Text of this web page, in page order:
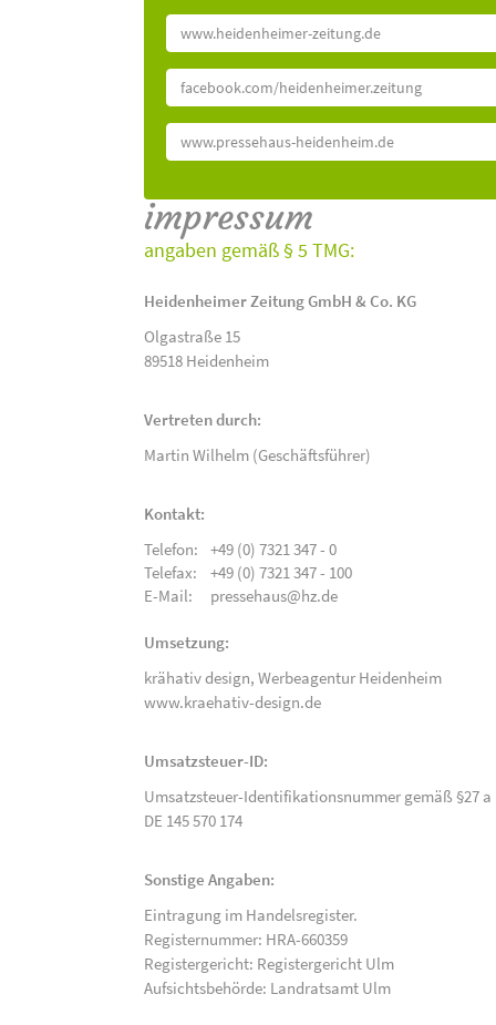
www.heidenheimer-zeitung.de
facebook.com/heidenheimer.zeitung
www.pressehaus-heidenheim.de
impressum
angaben gemäß § 5 TMG:
Heidenheimer Zeitung GmbH & Co. KG
Olgastraße 15
89518 Heidenheim
Vertreten durch:
Martin Wilhelm (Geschäftsführer)
Kontakt:
Telefon:
+49 (0) 7321 347 - 0
Telefax:
+49 (0) 7321 347 - 100
E-Mail:
pressehaus@hz.de
Umsetzung:
krähativ design, Werbeagentur Heidenheim
www.kraehativ-design.de
Umsatzsteuer-ID:
Umsatzsteuer-Identifikationsnummer gemäß §27 a
DE 145 570 174
Sonstige Angaben:
Eintragung im Handelsregister.
Registernummer: HRA-660359
Registergericht: Registergericht Ulm
Aufsichtsbehörde: Landratsamt Ulm